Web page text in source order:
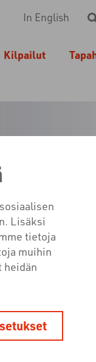
Lisäksi
tietoja
muihin
heidän
In English
Kilpailut